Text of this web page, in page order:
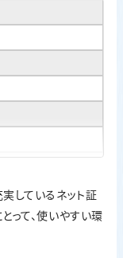
しているネット証
って、使いやすい環